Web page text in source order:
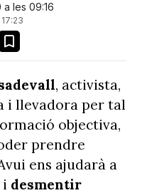
les 09:16
, activista,
i llevadora per tal
objectiva,
prendre
ens ajudarà a
i desmentir